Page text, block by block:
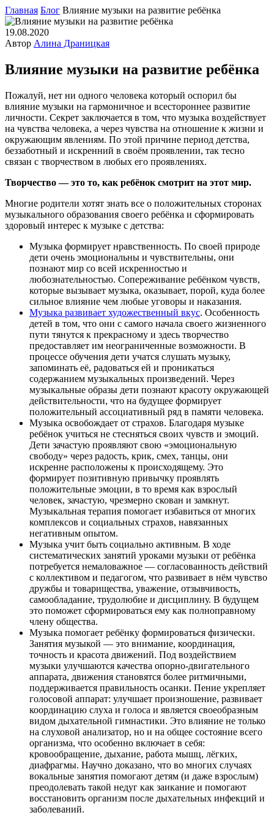
Главная Блог Влияние музыки на развитие ребёнка
19.08.2020
Автор Алина Драницкая
Влияние музыки на развитие ребёнка
Пожалуй, нет ни одного человека который оспорил бы
влияние музыки на гармоничное и всестороннее развитие
личности. Секрет заключается в том, что музыка воздействует
на чувства человека, а через чувства на отношение к жизни и
окружающим явлениям. По этой причине период детства,
беззаботный и искренний в своём проявлении, так тесно
связан с творчеством в любых его проявлениях.
Творчество — это то, как ребёнок смотрит на этот мир.
Многие родители хотят знать все о положительных сторонах
музыкального образования своего ребёнка и сформировать
здоровый интерес к музыке с детства:
Музыка формирует нравственность. По своей природе
дети очень эмоциональны и чувствительны, они
познают мир со всей искренностью и
любознательностью. Сопереживание ребёнком чувств,
которые вызывает музыка, оказывает, порой, куда более
сильное влияние чем любые уговоры и наказания.
Музыка развивает художественный вкус. Особенность
детей в том, что они с самого начала своего жизненного
пути тянутся к прекрасному и здесь творчество
предоставляет им неограниченные возможности. В
процессе обучения дети учатся слушать музыку,
запоминать её, радоваться ей и проникаться
содержанием музыкальных произведений. Через
музыкальные образы дети познают красоту окружающей
действительности, что на будущее формирует
положительный ассоциативный ряд в памяти человека.
Музыка освобождает от страхов. Благодаря музыке
ребёнок учиться не стесняться своих чувств и эмоций.
Дети зачастую проявляют свою «эмоциональную
свободу» через радость, крик, смех, танцы, они
искренне расположены к происходящему. Это
формирует позитивную привычку проявлять
положительные эмоции, в то время как взрослый
человек, зачастую, чрезмерно скован и замкнут.
Музыкальная терапия помогает избавиться от многих
комплексов и социальных страхов, навязанных
негативным опытом.
Музыка учит быть социально активным. В ходе
систематических занятий уроками музыки от ребёнка
потребуется немаловажное — согласованность действий
с коллективом и педагогом, что развивает в нём чувство
дружбы и товарищества, уважение, отзывчивость,
самообладание, трудолюбие и дисциплину. В будущем
это поможет сформироваться ему как полноправному
члену общества.
Музыка помогает ребёнку формироваться физически.
Занятия музыкой — это внимание, координация,
точность и красота движений. Под воздействием
музыки улучшаются качества опорно-двигательного
аппарата, движения становятся более ритмичными,
поддерживается правильность осанки. Пение укрепляет
голосовой аппарат: улучшает произношение, развивает
координацию слуха и голоса и является своеобразным
видом дыхательной гимнастики. Это влияние не только
на слуховой анализатор, но и на общее состояние всего
организма, что особенно включает в себя:
кровообращение, дыхание, работа мышц, лёгких,
диафрагмы. Научно доказано, что во многих случаях
вокальные занятия помогают детям (и даже взрослым)
преодолевать такой недуг как заикание и помогают
восстановить организм после дыхательных инфекций и
заболеваний.